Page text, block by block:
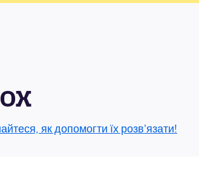
як допомогти їх розв'язати!